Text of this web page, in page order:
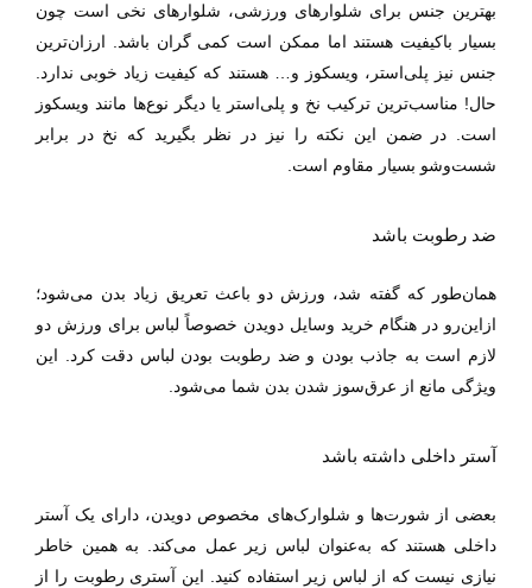
بهترین جنس برای شلوارهای ورزشی، شلوارهای نخی است چون
بسیار باکیفیت هستند اما ممکن است کمی گران باشد. ارزان‌ترین
جنس نیز پلی‌استر، ویسکوز و… هستند که کیفیت زیاد خوبی ندارد.
حال! مناسب‌ترین ترکیب نخ و پلی‌استر یا دیگر نوع‌ها مانند ویسکوز
است. در ضمن این نکته را نیز در نظر بگیرید که نخ در برابر
شست‌وشو بسیار مقاوم است.
ضد رطوبت باشد
همان‌طور که گفته شد، ورزش دو باعث تعریق زیاد بدن می‌شود؛
ازاین‌رو در هنگام خرید وسایل دویدن خصوصاً لباس برای ورزش دو
لازم است به جاذب بودن و ضد رطوبت بودن لباس دقت کرد. این
ویژگی مانع از عرق‌سوز شدن بدن شما می‌شود.
آستر داخلی داشته باشد
بعضی از شورت‌ها و شلوارک‌های مخصوص دویدن، دارای یک آستر
داخلی هستند که به‌عنوان لباس زیر عمل می‌کند. به همین خاطر
نیازی نیست که از لباس زیر استفاده کنید. این آستری رطوبت را از